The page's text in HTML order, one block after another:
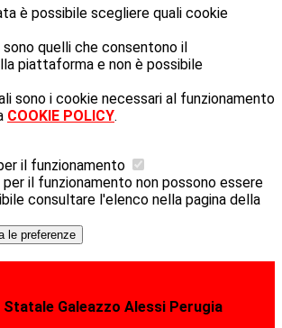
è possibile scegliere quali cookie
quelli che consentono il
piattaforma e non è possibile
sono i cookie necessari al funzionamento
COOKIE POLICY.
il funzionamento
il funzionamento non possono essere
consultare l'elenco nella pagina della
le preferenze
Galeazzo Alessi Perugia